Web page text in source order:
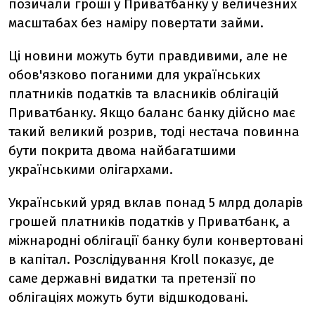
позичали гроші у Приватбанку у величезних
масштабах без наміру повертати займи.
Ці новини можуть бути правдивими, але не
обов'язково поганими для українських
платників податків та власників облігацій
Приватбанку. Якщо баланс банку дійсно має
такий великий розрив, тоді нестача повинна
бути покрита двома найбагатшими
українськими олігархами.
Український уряд вклав понад 5 млрд доларів
грошей платників податків у Приватбанк, а
міжнародні облігації банку були конвертовані
в капітал. Розслідування Kroll показує, де
саме державні видатки та претензії по
облігаціях можуть бути відшкодовані.